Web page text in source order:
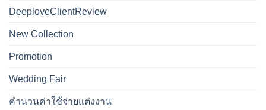
DeeploveClientReview
New Collection
Promotion
Wedding Fair
คำนวนค่าใช้จ่ายแต่งงาน